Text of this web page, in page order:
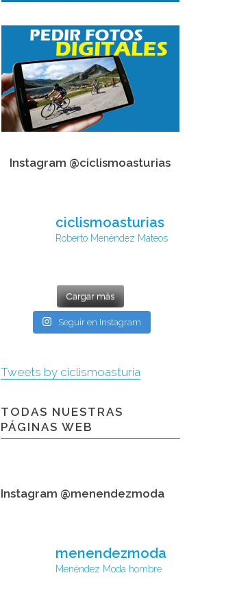
Instagram @ciclismoasturias
ciclismoasturias
Roberto Menéndez Mateos
Cargar más
Seguir en Instagram
Tweets by ciclismoasturia
TODAS NUESTRAS
PÁGINAS WEB
Instagram @menendezmoda
menendezmoda
Menéndez Moda hombre